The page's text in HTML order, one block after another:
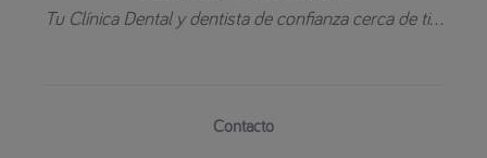
Tu Clínica Dental y dentista de confianza cerca de ti...
Contacto